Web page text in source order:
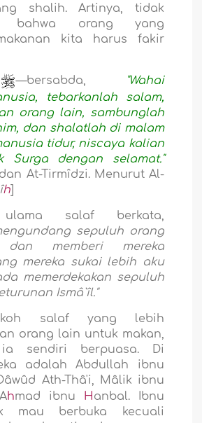
shalih. Artinya, tidak
bahwa orang yang
kita harus fakir
—bersabda,
"Wahai
tebarkanlah salam,
orang lain, sambunglah
dan shalatlah di malam
tidur, niscaya kalian
Surga dengan selamat."
At-Tirmîdzi. Menurut Al-
îh
ulama salaf berkata,
sepuluh orang
dan memberi mereka
mereka sukai lebih aku
memerdekakan sepuluh
Ismâ`îl."
salaf yang lebih
orang lain untuk makan,
ia sendiri berpuasa. Di
adalah Abdullah ibnu
Ath-Thâ'i, Mâlik ibnu
hmad ibnu Hanbal. Ibnu
mau berbuka kecuali